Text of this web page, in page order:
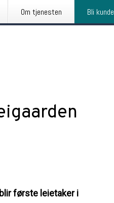
Om tjenesten Bli kunde
første leietaker i